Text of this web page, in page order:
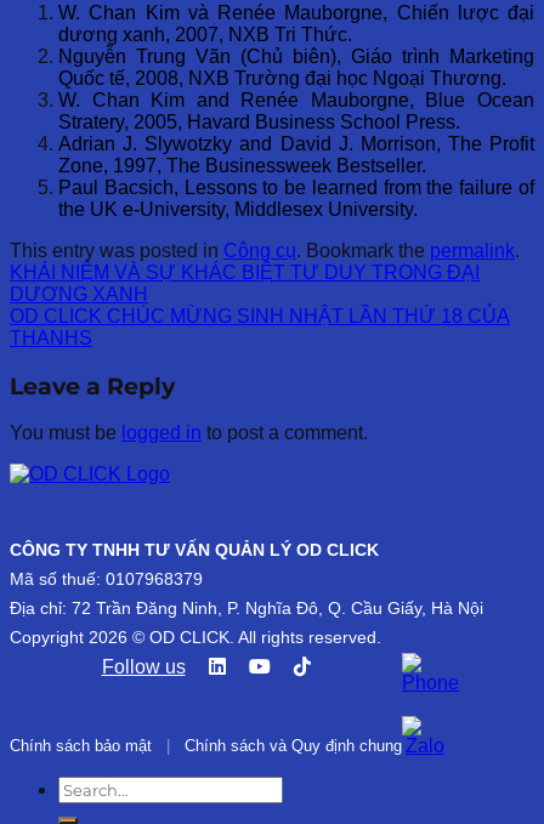
W. Chan Kim và Renée Mauborgne, Chiến lược đại
dương xanh, 2007, NXB Tri Thức.
Nguyễn Trung Vãn (Chủ biên), Giáo trình Marketing
Quốc tế, 2008, NXB Trường đại học Ngoại Thương.
W. Chan Kim and Renée Mauborgne, Blue Ocean
Stratery, 2005, Havard Business School Press.
Adrian J. Slywotzky and David J. Morrison, The Profit
Zone, 1997, The Businessweek Bestseller.
Paul Bacsich, Lessons to be learned from the failure of
the UK e-University, Middlesex University.
This entry was posted in Công cụ. Bookmark the permalink.
KHÁI NIỆM VÀ SỰ KHÁC BIỆT TƯ DUY TRONG ĐẠI
DƯƠNG XANH
OD CLICK CHÚC MỪNG SINH NHẬT LẦN THỨ 18 CỦA
THANHS
Leave a Reply
You must be logged in to post a comment.
CÔNG TY TNHH TƯ VẤN QUẢN LÝ OD CLICK
Mã số thuế: 0107968379
Địa chỉ: 72 Trần Đăng Ninh, P. Nghĩa Đô, Q. Cầu Giấy, Hà Nội
Copyright 2026 © OD CLICK. All rights reserved.
Follow us
Chính sách bảo mật Chính sách và Quy định chung